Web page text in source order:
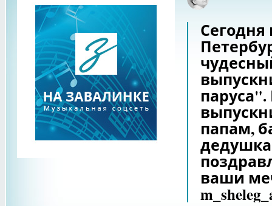
Сегодня
папам,
ваши